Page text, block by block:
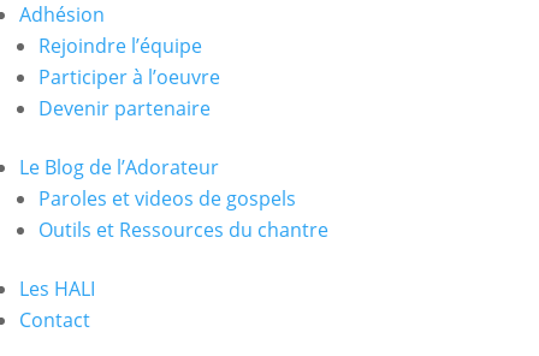
Adhésion
Rejoindre l’équipe
Participer à l’oeuvre
Devenir partenaire
Le Blog de l’Adorateur
Paroles et videos de gospels
Outils et Ressources du chantre
Les HALI
Contact